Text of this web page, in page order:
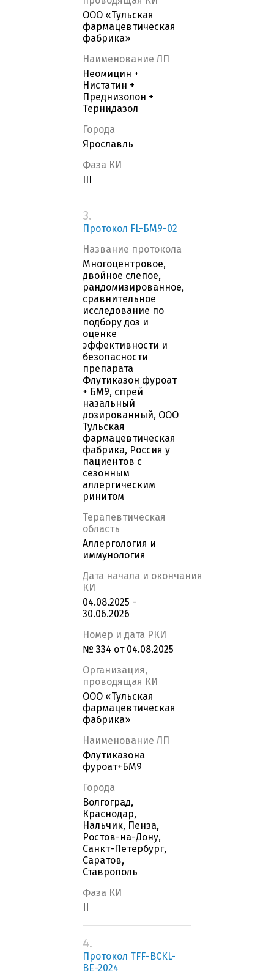
ООО «Тульская
фармацевтическая
фабрика»
Наименование ЛП
Неомицин +
Нистатин +
Преднизолон +
Тернидазол
Города
Ярославль
Фаза КИ
3.
Протокол FL-БМ9-02
Название протокола
Многоцентровое,
двойное слепое,
рандомизированное,
сравнительное
исследование по
подбору доз и
оценке
эффективности и
безопасности
препарата
Флутиказон фуроат
+ БМ9, спрей
назальный
дозированный, ООО
Тульская
фармацевтическая
фабрика, Россия у
пациентов с
сезонным
аллергическим
ринитом
Терапевтическая
область
Аллергология и
иммунология
Дата начала и окончания
КИ
04.08.2025 -
30.06.2026
Номер и дата РКИ
№ 334 от 04.08.2025
Организация,
проводящая КИ
ООО «Тульская
фармацевтическая
фабрика»
Наименование ЛП
Флутиказона
фуроат+БМ9
Города
Волгоград,
Краснодар,
Нальчик, Пенза,
Ростов-на-Дону,
Санкт-Петербург,
Саратов,
Ставрополь
Фаза КИ
4.
Протокол TFF-BCKL-
BE-2024